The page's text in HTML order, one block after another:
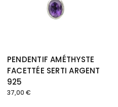
PENDENTIF AMÉTHYSTE
FACETTÉE SERTI ARGENT
925
37,00 €